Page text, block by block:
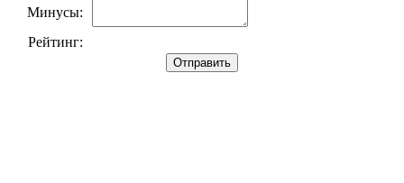
Минусы:
Рейтинг:
Отправить